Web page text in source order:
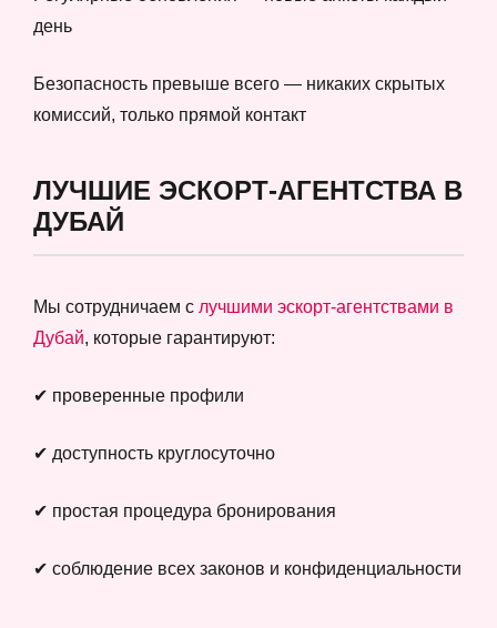
день
Безопасность превыше всего — никаких скрытых
комиссий, только прямой контакт
ЛУЧШИЕ ЭСКОРТ-АГЕНТСТВА В
ДУБАЙ
Мы сотрудничаем с лучшими эскорт-агентствами в
Дубай, которые гарантируют:
✔ проверенные профили
✔ доступность круглосуточно
✔ простая процедура бронирования
✔ соблюдение всех законов и конфиденциальности